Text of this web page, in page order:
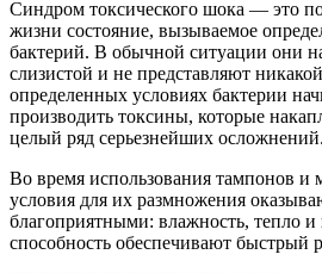
Синдром токсического шока — это
жизни состояние, вызываемое
бактерий. В обычной ситуации они
слизистой и не представляют
определенных условиях бактерии
производить токсины, которые
целый ряд серьезнейших осложнений.
Во время использования тампонов и
условия для их размножения
благоприятными: влажность, тепло
способность обеспечивают быстрый